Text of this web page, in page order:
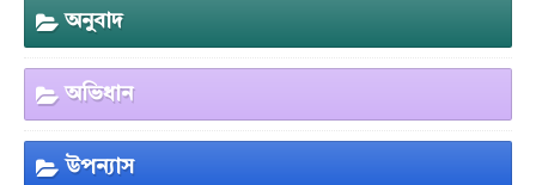
অনুবাদ
অভিধান
উপন্যাস